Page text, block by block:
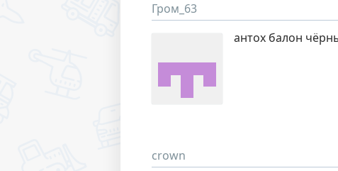
Гром_63
антох балон
crown